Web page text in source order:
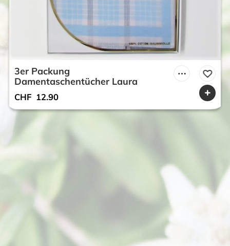
3er Packung
Damentaschentücher Laura
CHF 12.90